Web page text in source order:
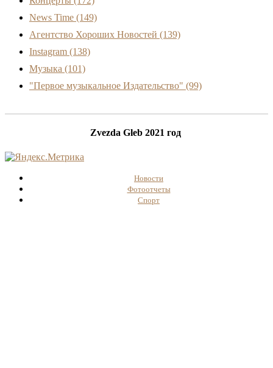
News Time (149)
Агентство Хороших Новостей (139)
Instagram (138)
Музыка (101)
"Первое музыкальное Издательство" (99)
Zvezda Gleb 2021 год
Новости
Фотоотчеты
Спорт